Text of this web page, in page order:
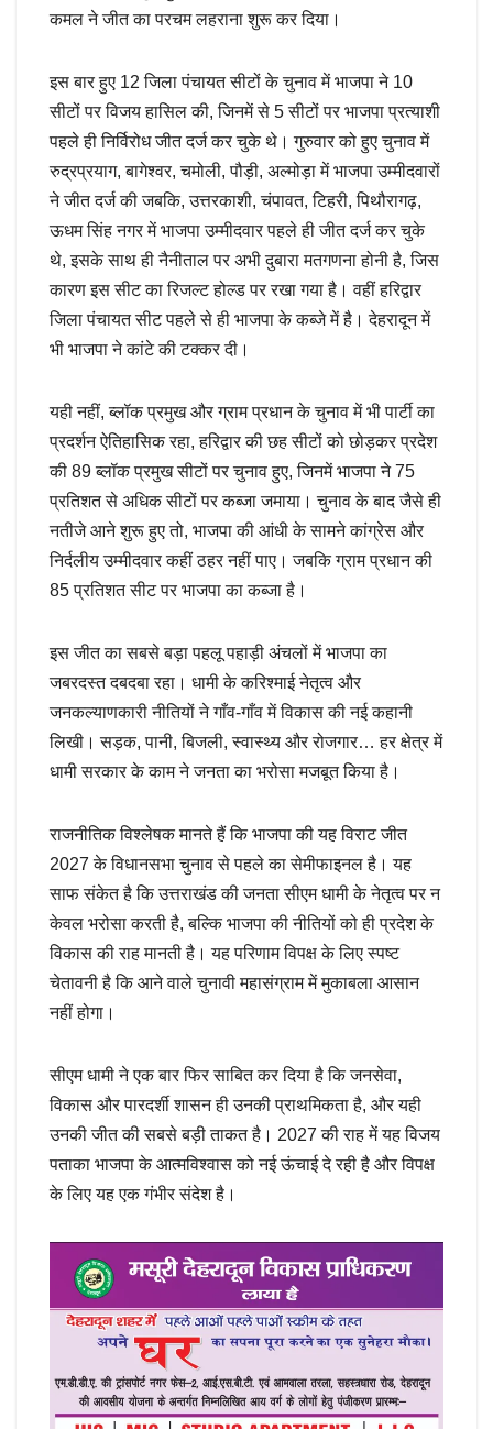
कमल ने जीत का परचम लहराना शुरू कर दिया।
इस बार हुए 12 जिला पंचायत सीटों के चुनाव में भाजपा ने 10
सीटों पर विजय हासिल की, जिनमें से 5 सीटों पर भाजपा प्रत्याशी
पहले ही निर्विरोध जीत दर्ज कर चुके थे। गुरुवार को हुए चुनाव में
रुद्रप्रयाग, बागेश्वर, चमोली, पौड़ी, अल्मोड़ा में भाजपा उम्मीदवारों
ने जीत दर्ज की जबकि, उत्तरकाशी, चंपावत, टिहरी, पिथौरागढ़,
ऊधम सिंह नगर में भाजपा उम्मीदवार पहले ही जीत दर्ज कर चुके
थे, इसके साथ ही नैनीताल पर अभी दुबारा मतगणना होनी है, जिस
कारण इस सीट का रिजल्ट होल्ड पर रखा गया है। वहीं हरिद्वार
जिला पंचायत सीट पहले से ही भाजपा के कब्जे में है। देहरादून में
भी भाजपा ने कांटे की टक्कर दी।
यही नहीं, ब्लॉक प्रमुख और ग्राम प्रधान के चुनाव में भी पार्टी का
प्रदर्शन ऐतिहासिक रहा, हरिद्वार की छह सीटों को छोड़कर प्रदेश
की 89 ब्लॉक प्रमुख सीटों पर चुनाव हुए, जिनमें भाजपा ने 75
प्रतिशत से अधिक सीटों पर कब्जा जमाया। चुनाव के बाद जैसे ही
नतीजे आने शुरू हुए तो, भाजपा की आंधी के सामने कांग्रेस और
निर्दलीय उम्मीदवार कहीं ठहर नहीं पाए। जबकि ग्राम प्रधान की
85 प्रतिशत सीट पर भाजपा का कब्जा है।
इस जीत का सबसे बड़ा पहलू पहाड़ी अंचलों में भाजपा का
जबरदस्त दबदबा रहा। धामी के करिश्माई नेतृत्व और
जनकल्याणकारी नीतियों ने गाँव-गाँव में विकास की नई कहानी
लिखी। सड़क, पानी, बिजली, स्वास्थ्य और रोजगार… हर क्षेत्र में
धामी सरकार के काम ने जनता का भरोसा मजबूत किया है।
राजनीतिक विश्लेषक मानते हैं कि भाजपा की यह विराट जीत
2027 के विधानसभा चुनाव से पहले का सेमीफाइनल है। यह
साफ संकेत है कि उत्तराखंड की जनता सीएम धामी के नेतृत्व पर न
केवल भरोसा करती है, बल्कि भाजपा की नीतियों को ही प्रदेश के
विकास की राह मानती है। यह परिणाम विपक्ष के लिए स्पष्ट
चेतावनी है कि आने वाले चुनावी महासंग्राम में मुकाबला आसान
नहीं होगा।
सीएम धामी ने एक बार फिर साबित कर दिया है कि जनसेवा,
विकास और पारदर्शी शासन ही उनकी प्राथमिकता है, और यही
उनकी जीत की सबसे बड़ी ताकत है। 2027 की राह में यह विजय
पताका भाजपा के आत्मविश्वास को नई ऊंचाई दे रही है और विपक्ष
के लिए यह एक गंभीर संदेश है।